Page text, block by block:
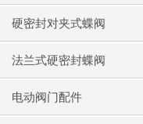
硬密封对夹式蝶阀
法兰式硬密封蝶阀
电动阀门配件